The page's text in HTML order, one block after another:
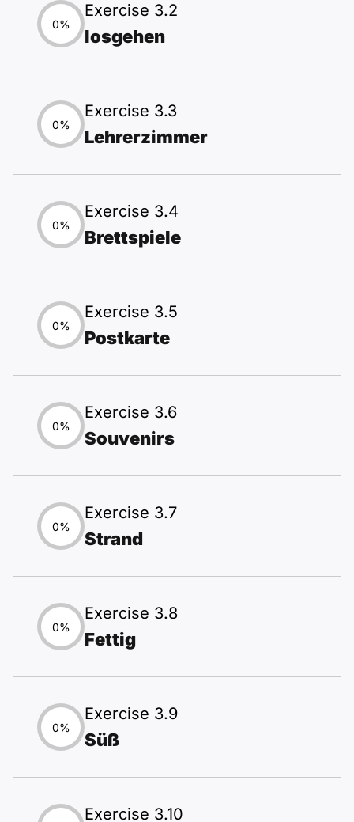
0%
Exercise 3.2
losgehen
0%
Exercise 3.3
Lehrerzimmer
0%
Exercise 3.4
Brettspiele
0%
Exercise 3.5
Postkarte
0%
Exercise 3.6
Souvenirs
0%
Exercise 3.7
Strand
0%
Exercise 3.8
Fettig
0%
Exercise 3.9
Süß
Exercise 3.10